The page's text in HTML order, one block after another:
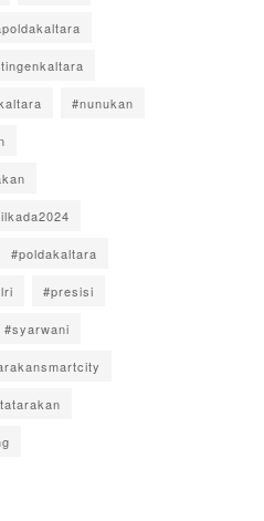
#nunukan
#poldakaltara
#presisi
#syarwani